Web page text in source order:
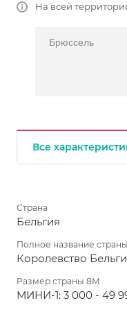
На всей
Брюссель
Все
Страна
Бельгия
Полное название страны
Королевство
Размер страны 8М
МИНИ-1: 3 000 - 49